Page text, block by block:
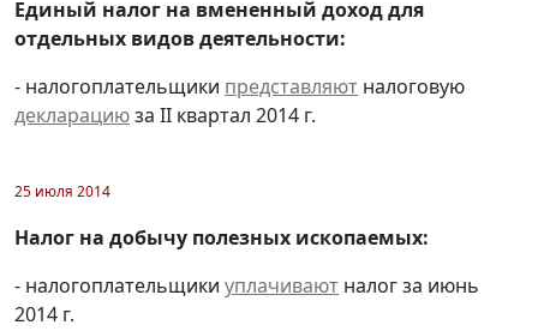
Единый налог на вмененный доход для
отдельных видов деятельности:
- налогоплательщики представляют налоговую
декларациюза II квартал 2014 г.
25 июля 2014
Налог на добычу полезных ископаемых:
- налогоплательщики уплачивают налог за июнь
2014 г.